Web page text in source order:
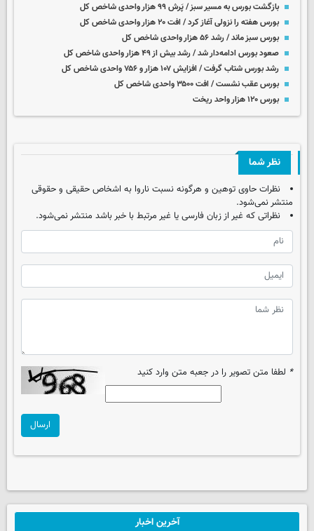
بازگشت بورس به مسیر سبز / پَرش ۹۹ هزار واحدی شاخص کل
بورس هفته را نزولی آغاز کرد / افت ۲۰ هزار واحدی شاخص کل
بورس سبز ماند / رشد ۵۶ هزار واحدی شاخص کل
صعود بورس ادامه‌دار شد / رشد بیش از ۴۹ هزار واحدی شاخص کل
رشد بورس شتاب گرفت / افزایش ۱۰۷ هزار و ۷۵۶ واحدی شاخص کل
بورس عقب نشست / افت ۳۵۰۰ واحدی شاخص کل
بورس ۱۲۰ هزار واحد ریخت
نظر شما
نظرات حاوی توهین و هرگونه نسبت ناروا به اشخاص حقیقی و حقوقی
منتشر نمی‌شود.
نظراتی که غیر از زبان فارسی یا غیر مرتبط با خبر باشد منتشر نمی‌شود.
* لطفا متن تصویر را در جعبه متن وارد کنید
ارسال
آخرین اخبار